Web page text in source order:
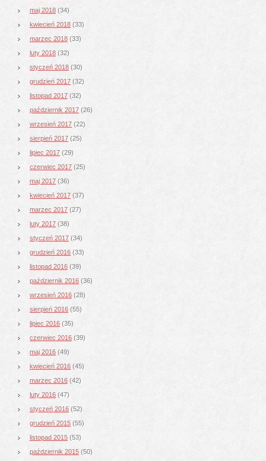
maj 2018 (34)
kwiecień 2018 (33)
marzec 2018 (33)
luty 2018 (32)
styczeń 2018 (30)
grudzień 2017 (32)
listopad 2017 (32)
październik 2017 (26)
wrzesień 2017 (22)
sierpień 2017 (25)
lipiec 2017 (29)
czerwiec 2017 (25)
maj 2017 (36)
kwiecień 2017 (37)
marzec 2017 (27)
luty 2017 (38)
styczeń 2017 (34)
grudzień 2016 (33)
listopad 2016 (39)
październik 2016 (36)
wrzesień 2016 (28)
sierpień 2016 (55)
lipiec 2016 (35)
czerwiec 2016 (39)
maj 2016 (49)
kwiecień 2016 (45)
marzec 2016 (42)
luty 2016 (47)
styczeń 2016 (52)
grudzień 2015 (55)
listopad 2015 (53)
październik 2015 (50)